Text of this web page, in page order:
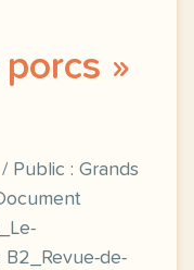
»
Public : Grands
B2_Revue-de-